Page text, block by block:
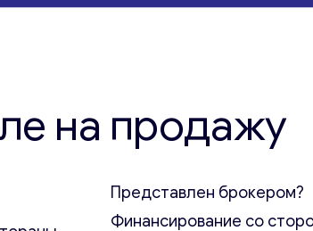
на продажу
Представлен брокером?
Финансирование со